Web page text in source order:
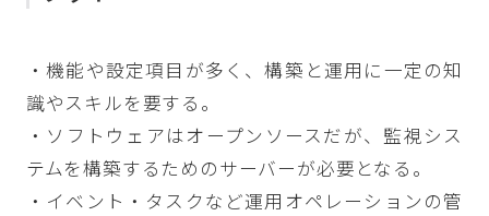
・機能や設定項目が多く、構築と運用に一定の知
識やスキルを要する。
・ソフトウェアはオープンソースだが、監視シス
テムを構築するためのサーバーが必要となる。
・イベント・タスクなど運用オペレーションの管